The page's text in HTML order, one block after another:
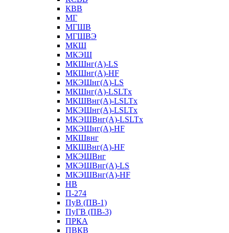
КВВ
МГ
МГШВ
МГШВЭ
МКШ
МКЭШ
МКШнг(А)-LS
МКШнг(А)-HF
МКЭШнг(А)-LS
МКШнг(А)-LSLTx
МКШВнг(A)-LSLTx
МКЭШнг(А)-LSLTx
МКЭШВнг(A)-LSLTx
МКЭШнг(А)-HF
МКШвнг
МКШВнг(А)-HF
МКЭШВнг
МКЭШВнг(А)-LS
МКЭШВнг(А)-HF
НВ
П-274
ПуВ (ПВ-1)
ПуГВ (ПВ-3)
ПРКА
ПВКВ